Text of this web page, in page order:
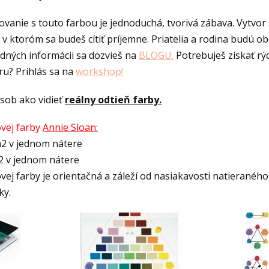
s touto farbou je jednoduchá, tvorivá zábava.
ktoróm sa budeš cítiť príjemne. Priatelia a rodina budú
informácii sa dozvieš na BLOGU. Potrebuješ získať
Prihlás sa na workshop!
ako vidieťreálny odtieň farby.
farbyAnnie Sloan:
v jednom nátere
v jednom nátere
farby je orientačná a záleží od nasiakavosti